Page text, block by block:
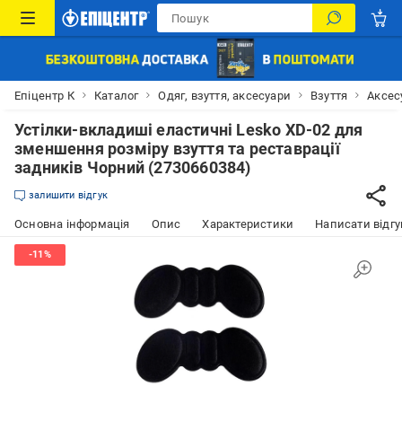
Епіцентр К Каталог Одяг, взуття, аксесуари Взуття
Устілки-вкладиші еластичні Lesko XD-02 для
зменшення розміру взуття та реставрації
задників Чорний (2730660384)
залишити відгук
Основна інформація Опис Характеристики Написати